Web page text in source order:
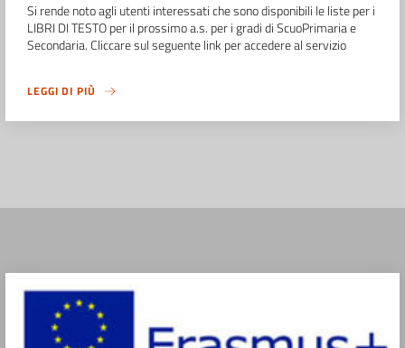
Si rende noto agli utenti interessati che sono disponibili le liste per i
LIBRI DI TESTO per il prossimo a.s. per i gradi di ScuoPrimaria e
Secondaria. Cliccare sul seguente link per accedere al servizio
LEGGI DI PIÙ